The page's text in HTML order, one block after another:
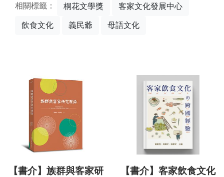
相關標籤： 桐花文學獎 客家文化發展中心
飲食文化 義民爺 母語文化
【書介】族群與客家研
【書介】客家飲食文化